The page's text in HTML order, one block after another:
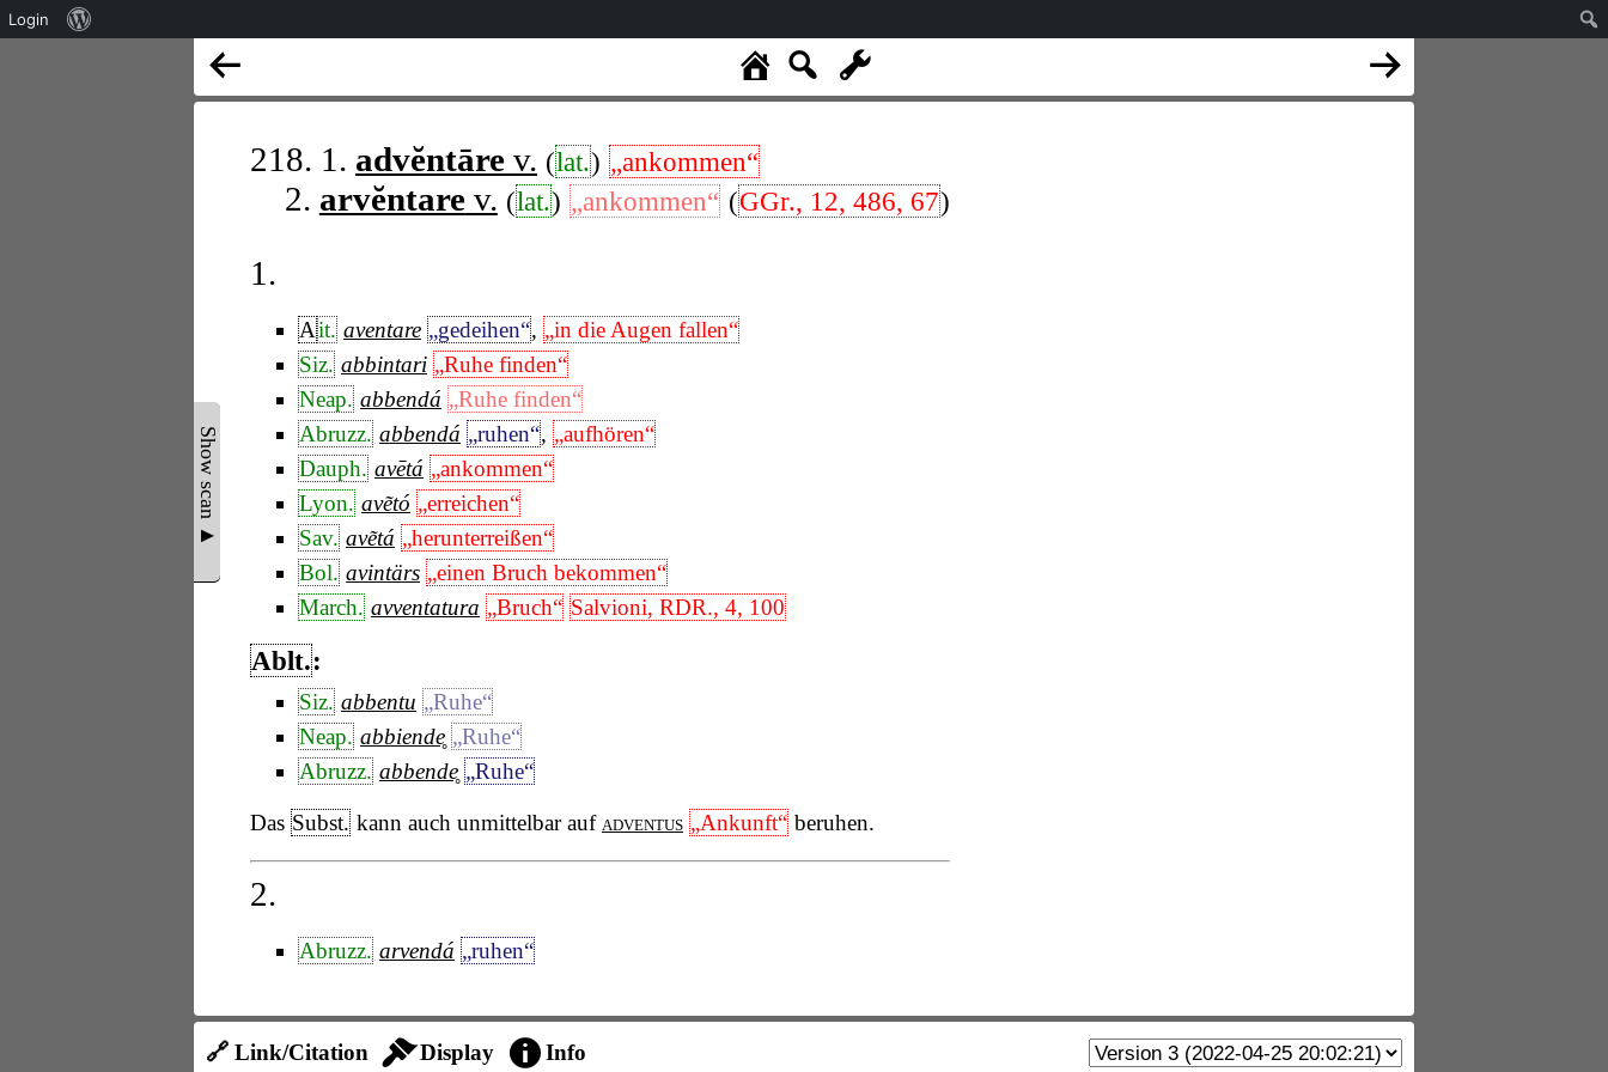
Show scan ▲
218. 1. advĕntāre v. (lat.) „ankommen“
2. arvĕntarev. (lat.) „ankommen“ (GGr., 12, 486, 67)
1.
Ait. aventare „gedeihen“, „in die Augen fallen“
Siz. abbintari „Ruhe finden“
Neap. abbendá „Ruhe finden“
Abruzz. abbendá „ruhen“, „aufhören“
Dauph. avētá „ankommen“
Lyon. avẽtó „erreichen“
Sav. avẽtá „herunterreißen“
Bol. avintärs „einen Bruch bekommen“
March. avventatura „Bruch“ Salvioni, RDR., 4, 100
Ablt.:
Siz. abbentu „Ruhe“
Neap. abbiende̥ „Ruhe“
Abruzz. abbende̥ „Ruhe“
Das Subst. kann auch unmittelbar aufadventus „Ankunft“ beruhen.
2.
Abruzz. arvendá „ruhen“
🔗 Link/Citation Display Info
Login